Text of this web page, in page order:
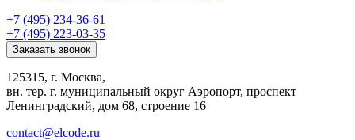
+7 (495) 234-36-61
+7 (495) 223-03-35
Заказать звонок
125315, г. Москва,
вн. тер. г. муниципальный округ Аэропорт, проспект
Ленинградский, дом 68, строение 16
contact@elcode.ru